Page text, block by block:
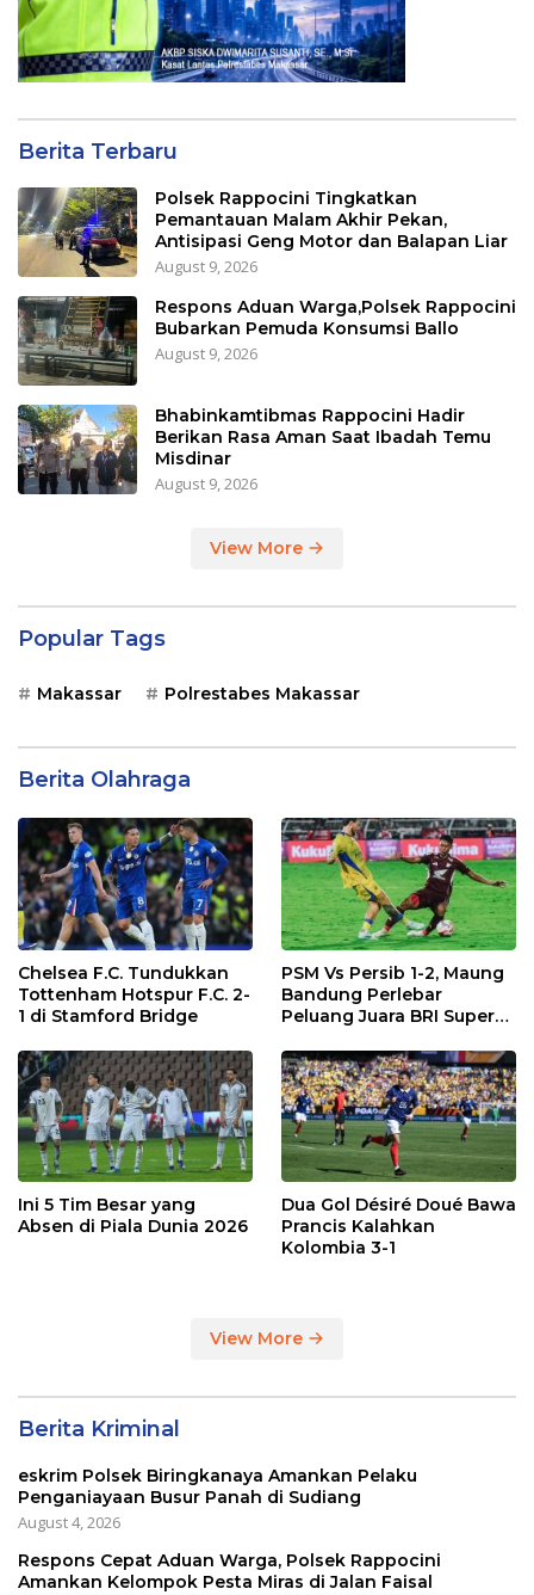
Berita Terbaru
Polsek Rappocini Tingkatkan
Pemantauan Malam Akhir Pekan,
Antisipasi Geng Motor dan Balapan Liar
August 9, 2026
Respons Aduan Warga,Polsek Rappocini
Bubarkan Pemuda Konsumsi Ballo
August 9, 2026
Bhabinkamtibmas Rappocini Hadir
Berikan Rasa Aman Saat Ibadah Temu
Misdinar
August 9, 2026
View More
Popular Tags
Makassar Polrestabes Makassar
Berita Olahraga
Chelsea F.C. Tundukkan
Tottenham Hotspur F.C. 2-
1 di Stamford Bridge
PSM Vs Persib 1-2, Maung
Bandung Perlebar
Peluang Juara BRI Super
Ini 5 Tim Besar yang
Absen di Piala Dunia 2026
Dua Gol Désiré Doué Bawa
Prancis Kalahkan
Kolombia 3-1
View More
Berita Kriminal
eskrim Polsek Biringkanaya Amankan Pelaku
Penganiayaan Busur Panah di Sudiang
August 4, 2026
Respons Cepat Aduan Warga, Polsek Rappocini
Amankan Kelompok Pesta Miras di Jalan Faisal